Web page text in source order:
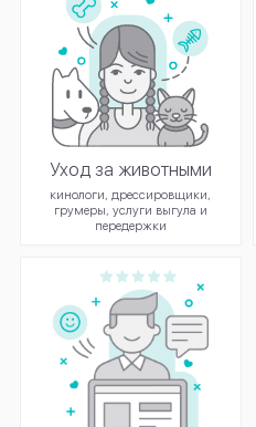
Уход за животными
кинологи, дрессировщики,
грумеры, услуги выгула и
передержки